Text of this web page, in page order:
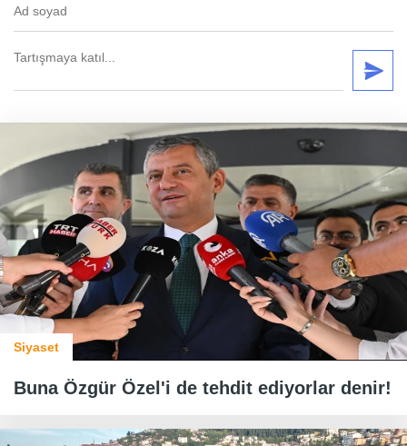
Siyaset
Buna Özgür Özel'i de tehdit ediyorlar denir!